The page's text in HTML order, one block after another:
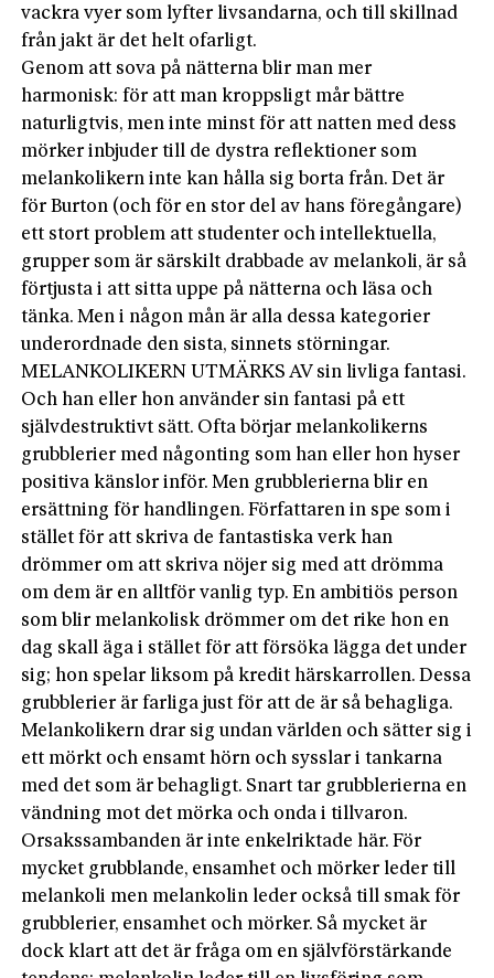
vackra vyer som lyfter livsandarna, och till skillnad
från jakt är det helt ofarligt.
Genom att sova på nätterna blir man mer
harmonisk: för att man kroppsligt mår bättre
naturligtvis, men inte minst för att natten med dess
mörker inbjuder till de dystra reflektioner som
melankolikern inte kan hålla sig borta från. Det är
för Burton (och för en stor del av hans föregångare)
ett stort problem att studenter och intellektuella,
grupper som är särskilt drabbade av melankoli, är så
förtjusta i att sitta uppe på nätterna och läsa och
tänka. Men i någon mån är alla dessa kategorier
underordnade den sista, sinnets störningar.
MELANKOLIKERN UTMÄRKS AV sin livliga fantasi.
Och han eller hon använder sin fantasi på ett
självdestruktivt sätt. Ofta börjar melankolikerns
grubblerier med någonting som han eller hon hyser
positiva känslor inför. Men grubblerierna blir en
ersättning för handlingen. Författaren in spe som i
stället för att skriva de fantastiska verk han
drömmer om att skriva nöjer sig med att drömma
om dem är en alltför vanlig typ. En ambitiös person
som blir melankolisk drömmer om det rike hon en
dag skall äga i stället för att försöka lägga det under
sig; hon spelar liksom på kredit härskarrollen. Dessa
grubblerier är farliga just för att de är så behagliga.
Melankolikern drar sig undan världen och sätter sig i
ett mörkt och ensamt hörn och sysslar i tankarna
med det som är behagligt. Snart tar grubblerierna en
vändning mot det mörka och onda i tillvaron.
Orsakssambanden är inte enkelriktade här. För
mycket grubblande, ensamhet och mörker leder till
melankoli men melankolin leder också till smak för
grubblerier, ensamhet och mörker. Så mycket är
dock klart att det är fråga om en självförstärkande